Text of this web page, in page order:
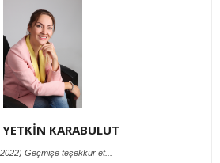
KARABULUT
Geçmişe teşekkür et...